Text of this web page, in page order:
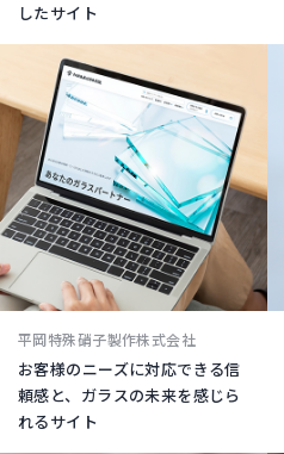
したサイト
平岡特殊硝子製作株式会社
お客様のニーズに対応できる信
頼感と、ガラスの未来を感じら
れるサイト